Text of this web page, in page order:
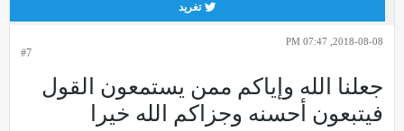
تغريد
#7
2018-08-08, 07:47 PM
جعلنا الله وإياكم ممن يستمعون القول
فيتبعون أحسنه وجزاكم الله خيرا